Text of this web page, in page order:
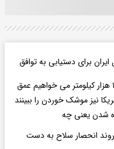
برای دستیابی به توافق
با افزایش برد موشک هایمان به ۱۵ هزار کیلومتر می خواهیم عمق
نیز موشک خوردن را ببینند
شدن یعنی چه
روند انحصار سلاح به دست